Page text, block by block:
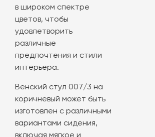
в широком спектре
цветов, чтобы
удовлетворить
различные
предпочтения и стили
интерьера.
Венский стул 007/3 на
коричневый может быть
изготовлен с различными
вариантами сидения,